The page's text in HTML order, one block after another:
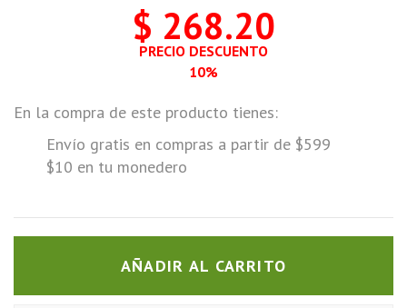
$ 268.20
PRECIO DESCUENTO
10%
En la compra de este producto tienes:
Envío gratis en compras a partir de $599
$10 en tu monedero
AÑADIR AL CARRITO